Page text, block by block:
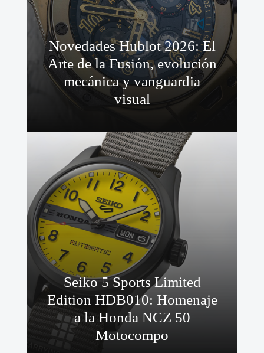
Novedades Hublot 2026: El
Arte de la Fusión, evolución
mecánica y vanguardia
visual
Seiko 5 Sports Limited
Edition HDB010: Homenaje
a la Honda NCZ 50
Motocompo